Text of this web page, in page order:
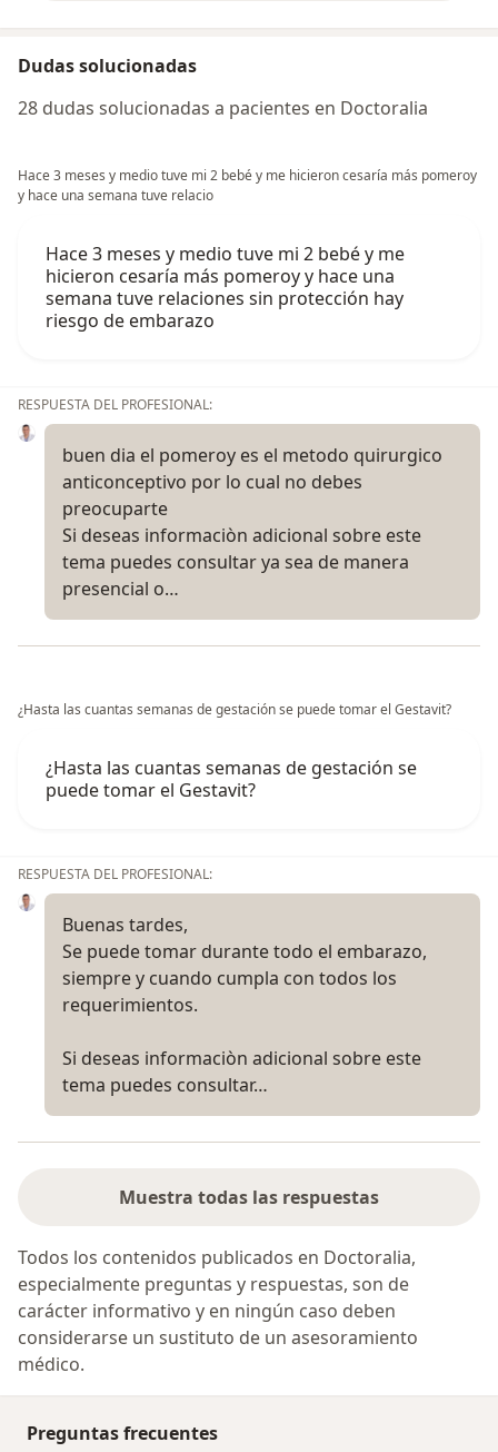
Dudas solucionadas
28 dudas solucionadas a pacientes en Doctoralia
Hace 3 meses y medio tuve mi 2 bebé y me hicieron cesaría más pomeroy
y hace una semana tuve relacio
Hace 3 meses y medio tuve mi 2 bebé y me
hicieron cesaría más pomeroy y hace una
semana tuve relaciones sin protección hay
riesgo de embarazo
RESPUESTA DEL PROFESIONAL:
buen dia el pomeroy es el metodo quirurgico
anticonceptivo por lo cual no debes
preocuparte
Si deseas informaciòn adicional sobre este
tema puedes consultar ya sea de manera
presencial o…
¿Hasta las cuantas semanas de gestación se puede tomar el Gestavit?
¿Hasta las cuantas semanas de gestación se
puede tomar el Gestavit?
RESPUESTA DEL PROFESIONAL:
Buenas tardes,
Se puede tomar durante todo el embarazo,
siempre y cuando cumpla con todos los
requerimientos.
Si deseas informaciòn adicional sobre este
tema puedes consultar…
Muestra todas las respuestas
Todos los contenidos publicados en Doctoralia,
especialmente preguntas y respuestas, son de
carácter informativo y en ningún caso deben
considerarse un sustituto de un asesoramiento
médico.
Preguntas frecuentes